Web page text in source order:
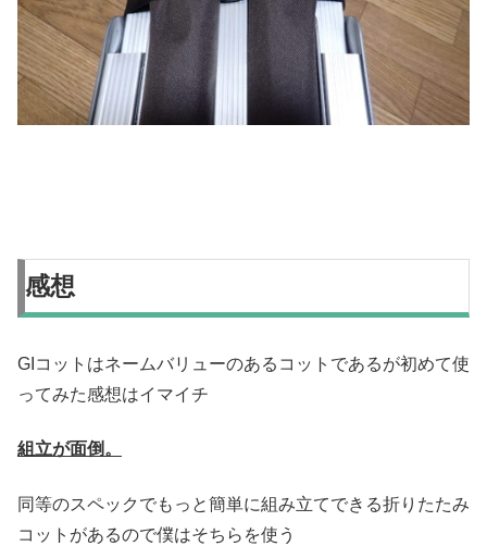
感想
GIコットはネームバリューのあるコットであるが初めて使
ってみた感想はイマイチ
組立が面倒。
同等のスペックでもっと簡単に組み立てできる折りたたみ
コットがあるので僕はそちらを使う